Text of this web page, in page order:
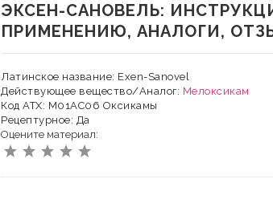
ЭКСЕН-САНОВЕЛЬ:
ПРИМЕНЕНИЮ, АНАЛОГИ,
Латинское название: Exen-Sanovel
Действующее вещество/Аналог: Мелоксикам
Код АТХ: M01AC06 Оксикамы
Рецептурное: Да
Оцените материал: